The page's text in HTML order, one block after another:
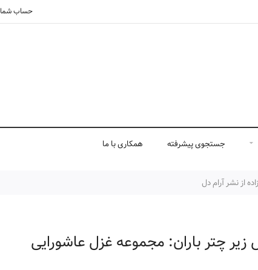
حساب شما
جستجوی پیشرفته همکاری با ما
از نشر آرام دل
چتر باران: مجموعه غزل عاشورایی